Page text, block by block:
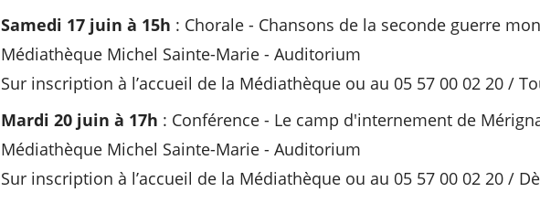
Samedi 17 juin à 15h : Chorale - Chansons de la seconde guerre
Médiathèque Michel Sainte-Marie - Auditorium
Sur inscription à l’accueil de la Médiathèque ou au 05 57 00 02 20 /
Mardi 20 juin à 17h : Conférence - Le camp d'internement de
Médiathèque Michel Sainte-Marie - Auditorium
Sur inscription à l’accueil de la Médiathèque ou au 05 57 00 02 20 /